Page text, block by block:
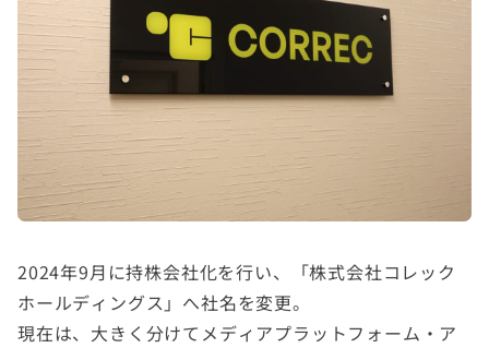
2024年9月に持株会社化を行い、「株式会社コレック
ホールディングス」へ社名を変更。
現在は、大きく分けてメディアプラットフォーム・ア